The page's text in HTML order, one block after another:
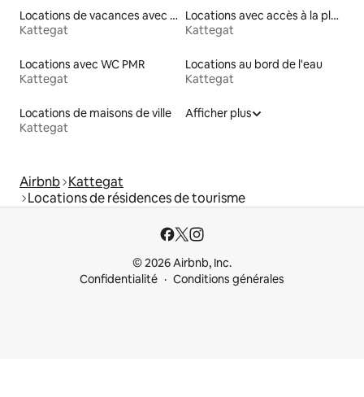
Locations de vacances avec piscine
Kattegat
Locations avec accès à la plage
Kattegat
Locations avec WC PMR
Kattegat
Locations au bord de l'eau
Kattegat
Locations de maisons de ville
Kattegat
Afficher plus
Airbnb Kattegat
Locations de résidences de tourisme
© 2026 Airbnb, Inc.
Confidentialité
Conditions générales